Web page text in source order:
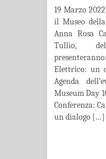
19 Marzo
il Museo
Anna Rosa
Tullio,
Elettrico: un
Agenda
Museum Day
Conferenza:
un dialogo […]